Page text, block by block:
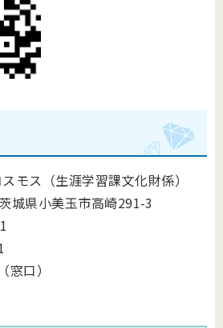
モス（生涯学習課文化財係）
城県小美玉市高崎291-3
口）